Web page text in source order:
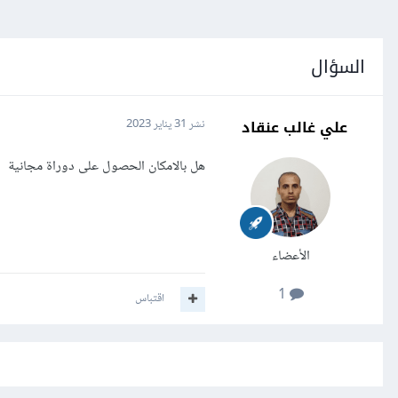
السؤال
علي غالب عنقاد
الأعضاء
نشر 31 يناير 2023
هل بالامكان الحصول على دوراة مجانية
اقتباس